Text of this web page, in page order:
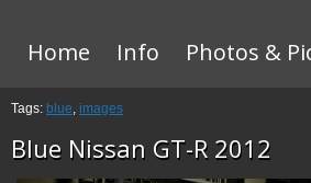
Home Info Photos &
Tags: blue, images
Blue Nissan GT-R 2012